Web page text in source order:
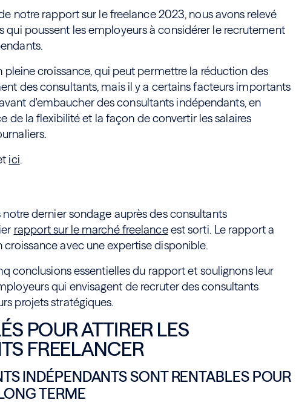
notre rapport sur le freelance 2023, nous avons relevé
poussent les employeurs à considérer le recrutement
pleine croissance, qui peut permettre la réduction des
des consultants, mais il y a certains facteurs importants
d'embaucher des consultants indépendants, en
de la flexibilité et la façon de convertir les salaires
ici.
notre dernier sondage auprès des consultants
rapport sur le marché freelanceest sorti. Le rapport a
avec une expertise disponible.
conclusions essentielles du rapport et soulignons leur
qui envisagent de recruter des consultants
projets stratégiques.
POUR ATTIRER LES
FREELANCER
INDÉPENDANTS SONT RENTABLES POUR
TERME